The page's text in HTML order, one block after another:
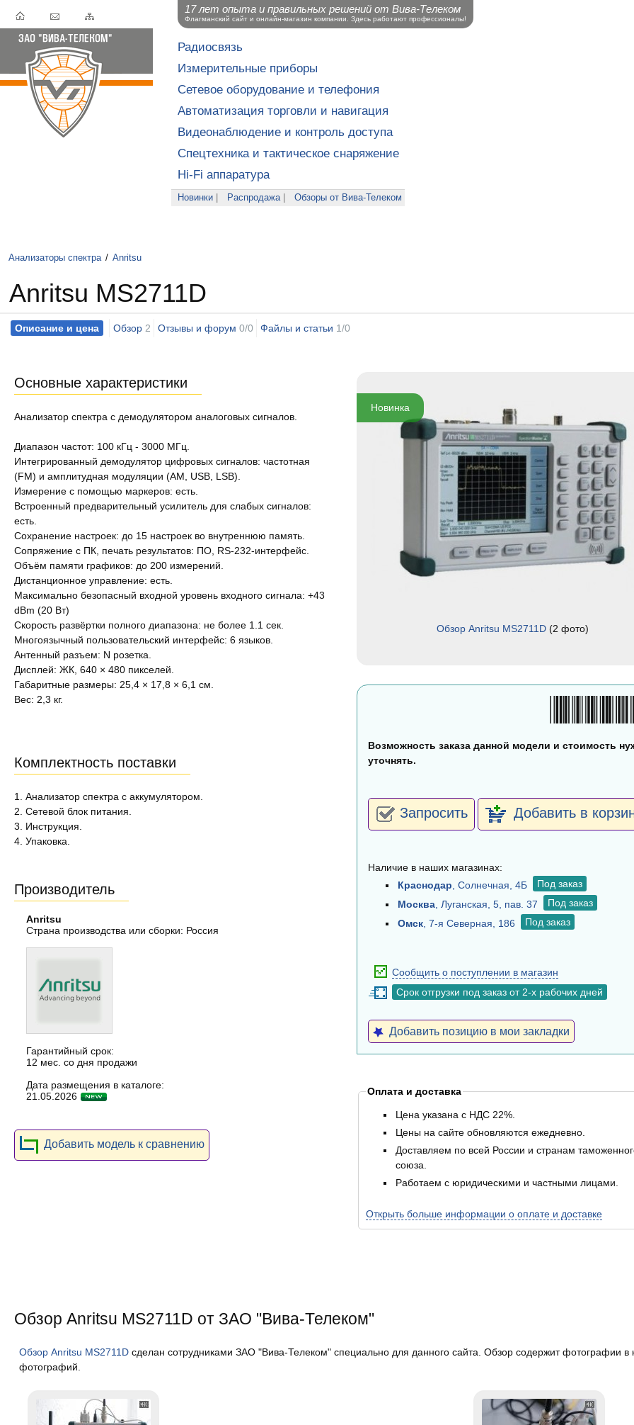
Радиосвязь
Измерительные приборы
Сетевое оборудование и телефония
Автоматизация торговли и навигация
Видеонаблюдение и контроль доступа
Спецтехника и тактическое снаряжение
Hi-Fi аппаратура
Новинки Распродажа| Обзоры от Вива-Телеком
Анализаторы спектра / Anritsu
Anritsu MS2711D
Описание и цена Обзор 2 Отзывы и форум 0/0 Файлы и статьи 1/0
Новинка
Обзор Anritsu MS2711D(2 фото)
Возможность заказа данной модели и стоимость
уточнять.
Запросить Добавить в
Наличие в наших магазинах:
Краснодар , Солнечная, 4Б
Под заказ
Москва , Луганская, 5, пав. 37
Под заказ
Омск , 7-я Северная, 186 Под заказ
Сообщить о поступлении в магазин
Срок отгрузки под заказ от 2-х рабочих дней
Добавить позицию в мои закладки
Оплата и доставка
Цена указана с НДС 22%.
Цены на сайте обновляются ежедневно.
Доставляем по всей России и странам
союза.
Работаем с юридическими и частными лицами.
Открыть больше информации о оплате и доставке
Основные характеристики
Анализатор спектра с демодулятором аналоговых сигналов.
Диапазон частот: 100 кГц - 3000 МГц.
Интегрированный демодулятор цифровых сигналов: частотная
(FM) и амплитудная модуляции (AM, USB, LSB).
Измерение с помощью маркеров: есть.
Встроенный предварительный усилитель для слабых сигналов:
есть.
Сохранение настроек: до 15 настроек во внутреннюю память.
Сопряжение с ПК, печать результатов: ПО, RS-232-интерфейс.
Объём памяти графиков: до 200 измерений.
Дистанционное управление: есть.
Максимально безопасный входной уровень входного сигнала: +43
dBm (20 Вт)
Скорость развёртки полного диапазона: не более 1.1 сек.
Многоязычный пользовательский интерфейс: 6 языков.
Антенный разъем: N розетка.
Дисплей: ЖК, 640 × 480 пикселей.
Габаритные размеры: 25,4 × 17,8 × 6,1 см.
Вес: 2,3 кг.
Комплектность поставки
1. Анализатор спектра с аккумулятором.
2. Сетевой блок питания.
3. Инструкция.
4. Упаковка.
Производитель
Anritsu
Страна производства или сборки: Россия
Гарантийный срок:
12 мес. со дня продажи
Дата размещения в каталоге:
21.05.2026
Добавить модель к сравнению
Обзор Anritsu MS2711D от ЗАО "Вива-Телеком"
Обзор Anritsu MS2711Dсделан сотрудниками ЗАО "Вива-Телеком" специально для данного сайта. Обзор содержит фотографии в
фотографий.
17 лет опыта и правильных решений от Вива-Телеком
Флагманский сайт и онлайн-магазин компании. Здесь работают профессионалы!